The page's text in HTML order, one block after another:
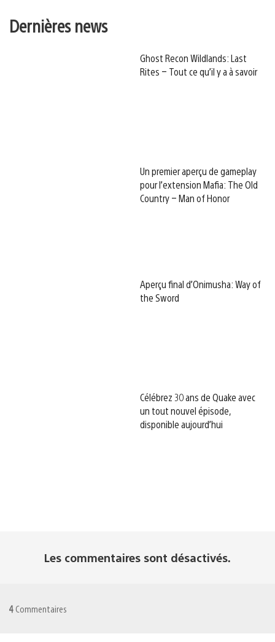
Dernières news
Ghost Recon Wildlands: Last
Rites – Tout ce qu’il y a à savoir
Un premier aperçu de gameplay
pour l’extension Mafia: The Old
Country – Man of Honor
Aperçu final d’Onimusha: Way of
the Sword
Célébrez 30 ans de Quake avec
un tout nouvel épisode,
disponible aujourd’hui
Les commentaires sont désactivés.
4 Commentaires